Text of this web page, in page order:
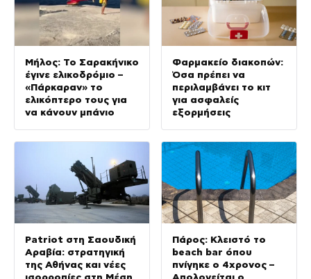
Μήλος: Το Σαρακήνικο
έγινε ελικοδρόμιο –
«Πάρκαραν» το
ελικόπτερο τους για
να κάνουν μπάνιο
Φαρμακείο διακοπών:
Όσα πρέπει να
περιλαμβάνει το κιτ
για ασφαλείς
εξορμήσεις
Patriot στη Σαουδική
Αραβία: στρατηγική
της Αθήνας και νέες
ισορροπίες στη Μέση
Πάρος: Κλειστό το
beach bar όπου
πνίγηκε ο 4χρονος –
Απολογείται ο